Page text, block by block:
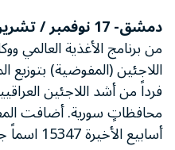
دمشق- 17 نوفمبر / تشرين الثاني 2007-
من برنامج الأغذية العالمي
فرداً من أشد اللاجئين
محافظاتٍ سورية. أضافت
أسابيع الأخيرة 15347 اسماً جديداً إلى قائمة المستفيدين.